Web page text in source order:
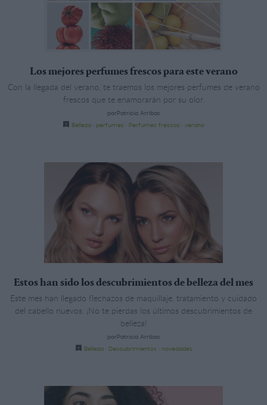
Los mejores perfumes frescos para este verano
Con la llegada del verano, te traemos los mejores perfumes de verano
frescos que te enamorarán por su olor.
porPatricia Arribas
Belleza
perfumes Perfumes frescos verano
Estos han sido los descubrimientos de belleza del mes
Este mes han llegado flechazos de maquillaje, tratamiento y cuidado
del cabello nuevos. ¡No te pierdas los últimos descubrimientos de
belleza!
porPatricia Arribas
Belleza· Descubrimientos novedades